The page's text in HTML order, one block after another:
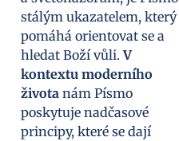
stálým ukazatelem, který
pomáhá orientovat se a
hledat Boží vůli.V
kontextu moderního
života nám Písmo
poskytuje nadčasové
principy, které se dají